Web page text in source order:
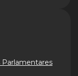
Parlamentares